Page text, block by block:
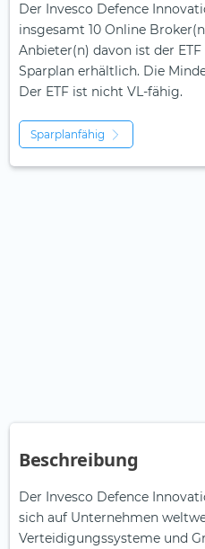
Der Invesco Defence
insgesamt 10 Online
Anbieter(n) davon ist der
Sparplan erhältlich. Die
Der ETF ist nicht VL-fähig.
Sparplanfähig
Beschreibung
Der Invesco Defence
sich auf Unternehmen
Verteidigungssysteme und